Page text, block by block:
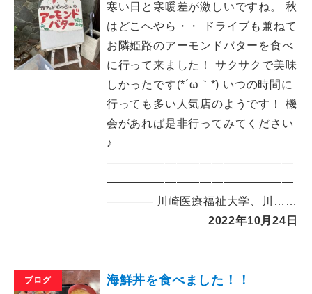
寒い日と寒暖差が激しいですね。 秋
はどこへやら・・ ドライブも兼ねて
お隣姫路のアーモンドバターを食べ
に行って来ました！ サクサクで美味
しかったです(*´ω｀*) いつの時間に
行っても多い人気店のようです！ 機
会があれば是非行ってみてください
♪
――――――――――――――――
――――――――――――――――
―――― 川崎医療福祉大学、川……
2022年10月24日
ブログ 海鮮丼を食べました！！